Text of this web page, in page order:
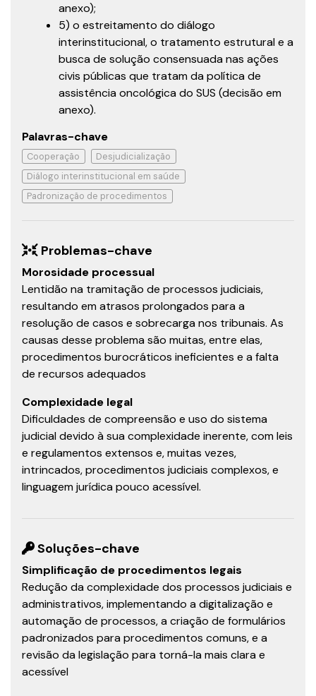
anexo);
5) o estreitamento do diálogo
interinstitucional, o tratamento estrutural e a
busca de solução consensuada nas ações
civis públicas que tratam da política de
assistência oncológica do SUS (decisão em
anexo).
Palavras-chave
Cooperação
Desjudicialização
Diálogo interinstitucional em saúde
Padronização de procedimentos
Problemas-chave
Morosidade processual
Lentidão na tramitação de processos judiciais,
resultando em atrasos prolongados para a
resolução de casos e sobrecarga nos tribunais. As
causas desse problema são muitas, entre elas,
procedimentos burocráticos ineficientes e a falta
de recursos adequados
Complexidade legal
Dificuldades de compreensão e uso do sistema
judicial devido à sua complexidade inerente, com leis
e regulamentos extensos e, muitas vezes,
intrincados, procedimentos judiciais complexos, e
linguagem jurídica pouco acessível.
Soluções-chave
Simplificação de procedimentos legais
Redução da complexidade dos processos judiciais e
administrativos, implementando a digitalização e
automação de processos, a criação de formulários
padronizados para procedimentos comuns, e a
revisão da legislação para torná-la mais clara e
acessível